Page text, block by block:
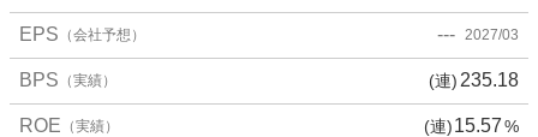
EPS （会社予想） --- 2027/03
BPS （実績） (連) 235.18
ROE （実績） (連)15.57%